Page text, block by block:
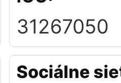
31267050
Sociálne